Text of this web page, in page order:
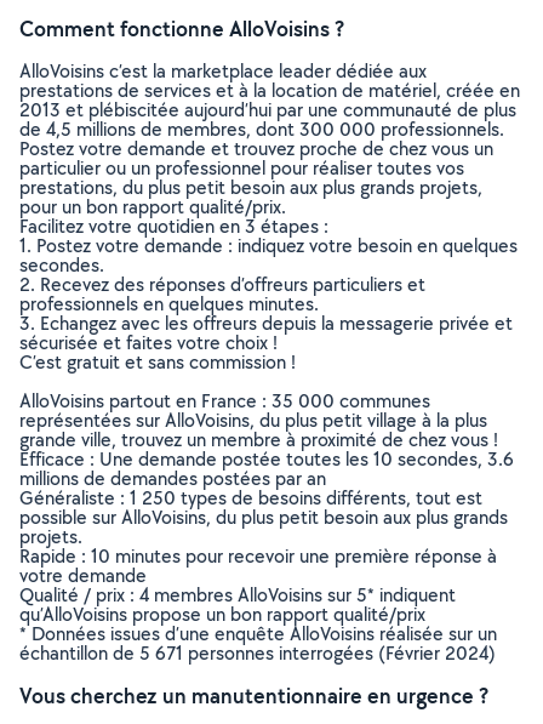
Comment fonctionne AlloVoisins ?
AlloVoisins c’est la marketplace leader dédiée aux
prestations de services et à la location de matériel, créée en
2013 et plébiscitée aujourd’hui par une communauté de plus
de 4,5 millions de membres, dont 300 000 professionnels.
Postez votre demande et trouvez proche de chez vous un
particulier ou un professionnel pour réaliser toutes vos
prestations, du plus petit besoin aux plus grands projets,
pour un bon rapport qualité/prix.
Facilitez votre quotidien en 3 étapes :
1. Postez votre demande : indiquez votre besoin en quelques
secondes.
2. Recevez des réponses d’offreurs particuliers et
professionnels en quelques minutes.
3. Echangez avec les offreurs depuis la messagerie privée et
sécurisée et faites votre choix !
C’est gratuit et sans commission !
AlloVoisins partout en France : 35 000 communes
représentées sur AlloVoisins, du plus petit village à la plus
grande ville, trouvez un membre à proximité de chez vous !
Efficace : Une demande postée toutes les 10 secondes, 3.6
millions de demandes postées par an
Généraliste : 1 250 types de besoins différents, tout est
possible sur AlloVoisins, du plus petit besoin aux plus grands
projets.
Rapide : 10 minutes pour recevoir une première réponse à
votre demande
Qualité / prix : 4 membres AlloVoisins sur 5* indiquent
qu’AlloVoisins propose un bon rapport qualité/prix
* Données issues d’une enquête AlloVoisins réalisée sur un
échantillon de 5 671 personnes interrogées (Février 2024)
Vous cherchez un manutentionnaire en urgence ?